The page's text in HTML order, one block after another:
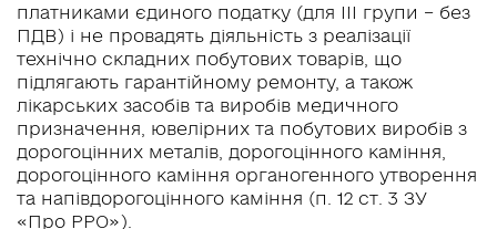
платниками єдиного податку (для ІІІ групи – без
ПДВ) і не провадять діяльність з реалізації
технічно складних побутових товарів, що
підлягають гарантійному ремонту, а також
лікарських засобів та виробів медичного
призначення, ювелірних та побутових виробів з
дорогоцінних металів, дорогоцінного каміння,
дорогоцінного каміння органогенного утворення
та напівдорогоцінного каміння (п. 12 ст. 3 ЗУ
«Про РРО»).